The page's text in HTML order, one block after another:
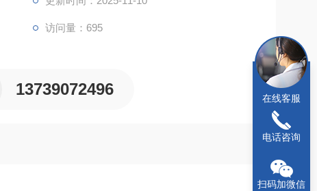
访问量：695
13739072496 在线客服
电话咨询
扫码加微信